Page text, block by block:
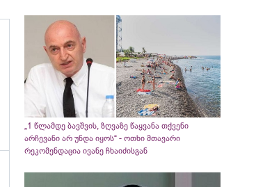
„1 წლამდე ბავშვის, ზღვაზე წაყვანა თქვენი
არჩევანი არ უნდა იყოს“ - ოთხი მთავარი
რეკომენდაცია ივანე ჩხაიძისგან